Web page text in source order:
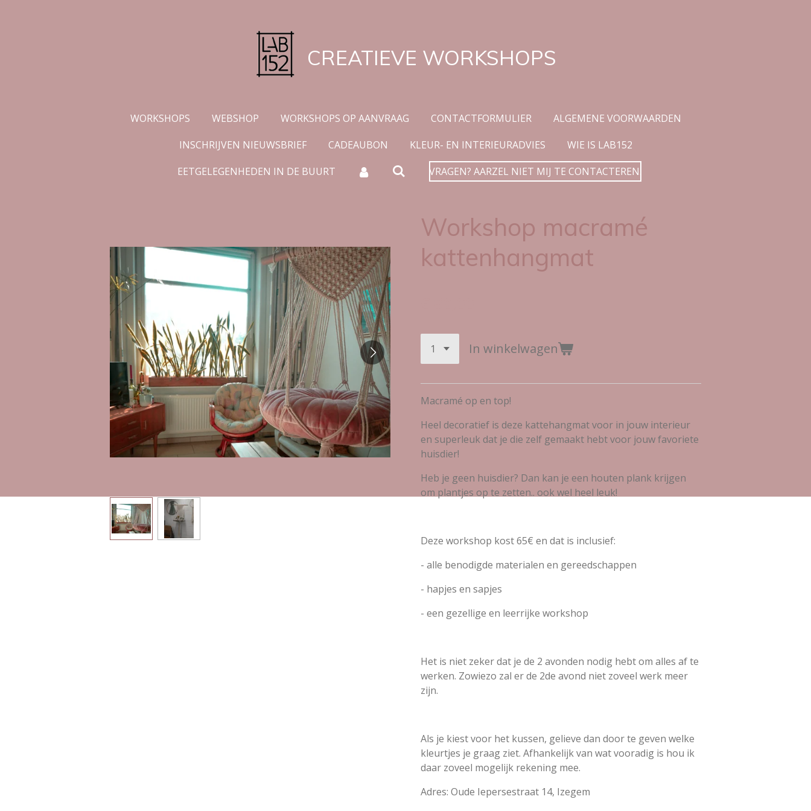
CREATIEVE WORKSHOPS
WORKSHOPS WEBSHOP WORKSHOPS OP AANVRAAG CONTACTFORMULIER
ALGEMENE VOORWAARDEN
INSCHRIJVEN NIEUWSBRIEF
CADEAUBON KLEUR- EN INTERIEURADVIES
WIE IS LAB152
EETGELEGENHEDEN IN DE BUURT
VRAGEN? AARZEL NIET MIJ TE CONTACTEREN.
Workshop macramé
kattenhangmat
In winkelwagen
Macramé op en top!
Heel decoratief is deze kattehangmat voor in jouw interieur
en superleuk dat je die zelf gemaakt hebt voor jouw favoriete
huisdier!
Heb je geen huisdier? Dan kan je een houten plank krijgen
om plantjes op te zetten.. ook wel heel leuk!
Deze workshop kost 65€ en dat is inclusief:
- alle benodigde materialen en gereedschappen
- hapjes en sapjes
- een gezellige en leerrijke workshop
Het is niet zeker dat je de 2 avonden nodig hebt om alles af te
werken. Zowiezo zal er de 2de avond niet zoveel werk meer
zijn.
Als je kiest voor het kussen, gelieve dan door te geven welke
kleurtjes je graag ziet. Afhankelijk van wat vooradig is hou ik
daar zoveel mogelijk rekening mee.
Adres: Oude Iepersestraat 14, Izegem